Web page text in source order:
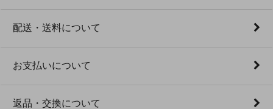
配送・送料について
お支払いについて
返品・交換について